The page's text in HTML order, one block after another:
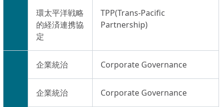
環太平洋戦略
的経済連携協
定
TPP(Trans-Pacific
Partnership)
企業統治 Corporate Governance
企業統治 Corporate Governance